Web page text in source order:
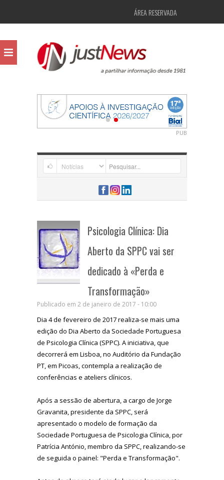
ÁREA RESERVADA
PUB
Psicologia Clínica: Dia
Aberto da SPPC vai ser
dedicado à «Perda e
Transformação»
Publicado em 2 de janeiro de 2017 - 10:00
Dia 4 de fevereiro de 2017 realiza-se mais uma
edição do Dia Aberto da Sociedade Portuguesa
de Psicologia Clínica (SPPC). A iniciativa, que
decorrerá em Lisboa, no Auditório da Fundação
PT, em Picoas, contempla a realização de
conferências e ateliers clínicos.
Após a sessão de abertura, a cargo de Jorge
Gravanita, presidente da SPPC, será
apresentado o modelo de formação da
Sociedade Portuguesa de Psicologia Clínica, por
Patrícia António, membro da SPPC, realizando-se
de seguida o painel: "Perda e Transformação".